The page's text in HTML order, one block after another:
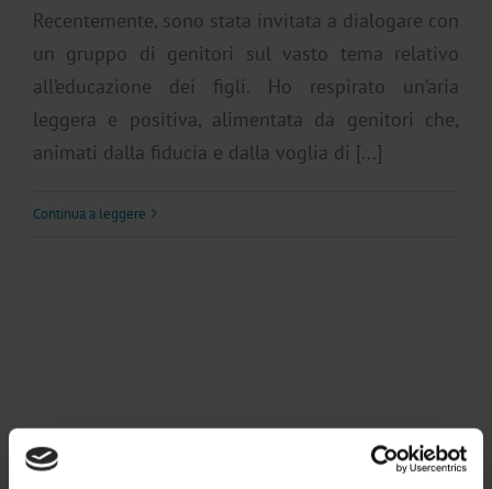
Recentemente, sono stata invitata a dialogare con
un gruppo di genitori sul vasto tema relativo
all’educazione dei figli. Ho respirato un’aria
leggera e positiva, alimentata da genitori che,
animati dalla fiducia e dalla voglia di [...]
Continua a leggere